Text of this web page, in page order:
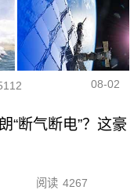
08-02
“断气断电”？这豪
阅读 4267